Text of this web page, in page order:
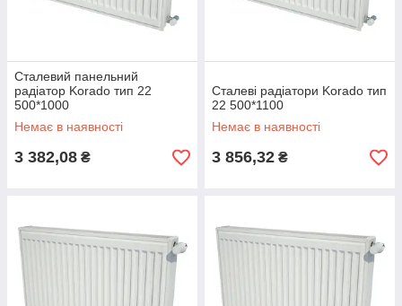
Сталевий панельний
радіатор Korado тип 22
500*1000
Немає в наявності
3 382,08 ₴
Сталеві радіатори Korado тип
22 500*1100
Немає в наявності
3 856,32 ₴